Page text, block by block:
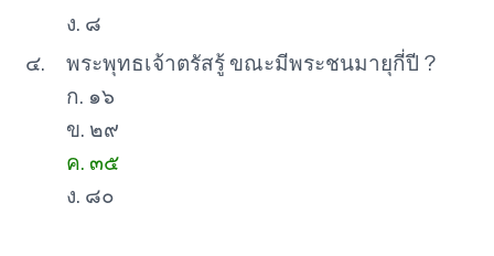
ง. ๘
๔.
พระพุทธเจ้าตรัสรู้ ขณะมีพระชนมายุกี่ปี ?
ก. ๑๖
ข. ๒๙
ค. ๓๕
ง. ๘๐